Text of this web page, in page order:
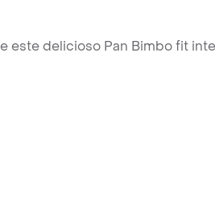
este delicioso Pan Bimbo fit